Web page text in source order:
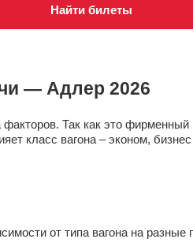
Найти билеты
— Адлер 2026
факторов. Так как это
класс вагона – эконом,
от типа вагона на